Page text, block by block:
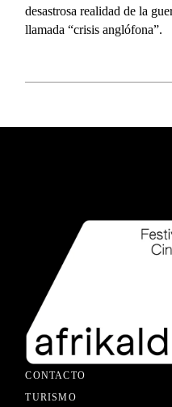
desastrosa realidad de la
llamada “crisis anglófona”.
CONTACTO
TURISMO